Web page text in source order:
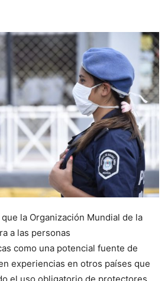
la Organización Mundial de la
a las personas
como una potencial fuente de
experiencias en otros países que